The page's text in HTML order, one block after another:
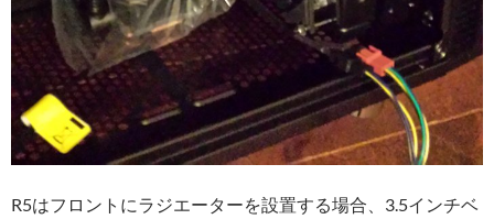
R5はフロントにラジエーターを設置する場合、3.5インチベ